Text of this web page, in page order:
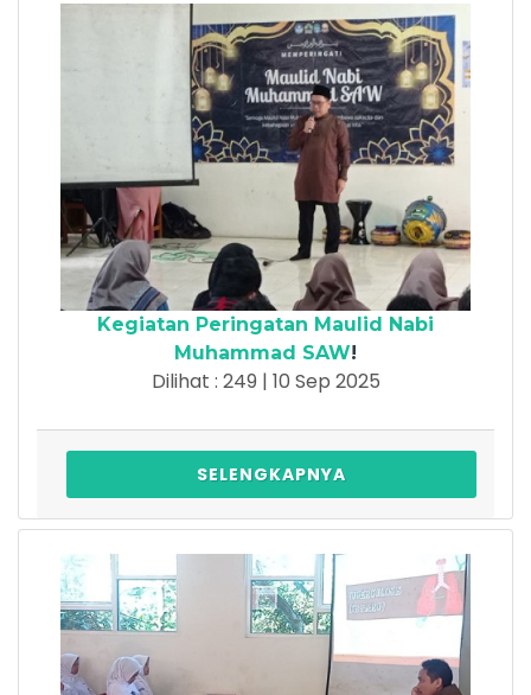
Kegiatan Peringatan Maulid Nabi
Muhammad SAW!
Dilihat : 249 | 10 Sep 2025
SELENGKAPNYA